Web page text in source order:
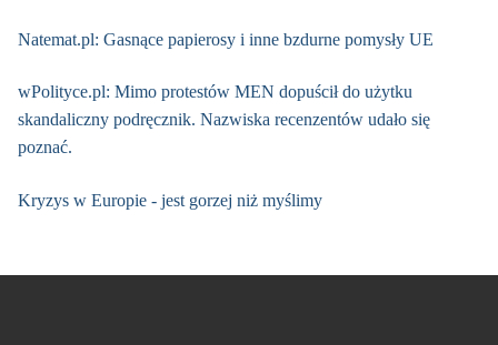
Natemat.pl: Gasnące papierosy i inne bzdurne pomysły UE
wPolityce.pl: Mimo protestów MEN dopuścił do użytku
skandaliczny podręcznik. Nazwiska recenzentów udało się
poznać.
Kryzys w Europie - jest gorzej niż myślimy